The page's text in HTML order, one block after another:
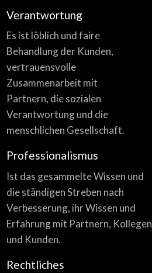
Verantwortung
Es ist löblich und faire
Behandlung der Kunden,
vertrauensvolle
Zusammenarbeit mit
Partnern, die sozialen
Verantwortung und die
menschlichen Gesellschaft.
Professionalismus
Ist das gesammelte Wissen und
die ständigen Streben nach
Verbesserung, ihr Wissen und
Erfahrung mit Partnern, Kollegen
und Kunden.
Rechtliches